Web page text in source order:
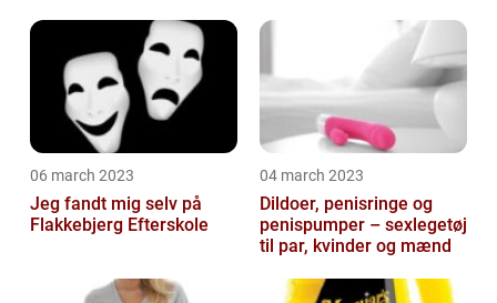
06 march 2023
Jeg fandt mig selv på
Flakkebjerg Efterskole
04 march 2023
Dildoer, penisringe og
penispumper – sexlegetøj
til par, kvinder og mænd